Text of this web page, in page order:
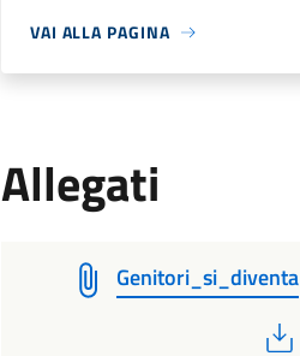
VAI ALLA PAGINA
Allegati
Genitori_si_diventa